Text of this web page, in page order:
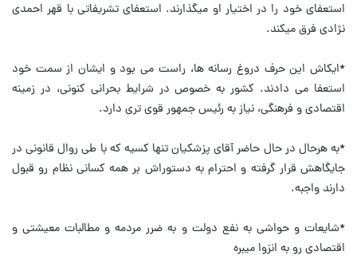
استعفای خود را در اختیار او میگذارند. استعفای تشریفاتی با قهر احمدی
نژادی فرق میکند.
*ایکاش این حرف دروغ رسانه ها، راست می بود و ایشان از سمت خود
استعفا می دادند. کشور به خصوص در شرایط بحرانی کنونی، در زمینه
اقتصادی و فرهنگی، نیاز به رئیس جمهور قوی تری دارد.
*به هرحال در حال حاضر آقای پزشکیان تنها کسیه که با طی روال قانونی در
جایگاهش قرار گرفته و احترام به دستوراش بر همه کسانی نظام رو قبول
دارند واجبه.
*شایعات و حواشی به نفع دولت و به ضرر مردمه و مطالبات معیشتی و
اقتصادی رو به انزوا میبره